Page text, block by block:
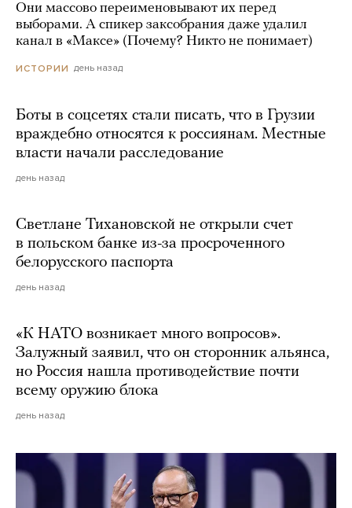
Они массово переименовывают их перед
выборами. А спикер заксобрания даже удалил
канал в «Максе» (Почему? Никто не понимает)
ИСТОРИИ день назад
Боты в соцсетях стали писать, что в Грузии
враждебно относятся к россиянам. Местные
власти начали расследование
день назад
Светлане Тихановской не открыли счет
в польском банке из-за просроченного
белорусского паспорта
день назад
«К НАТО возникает много вопросов».
Залужный заявил, что он сторонник альянса,
но Россия нашла противодействие почти
всему оружию блока
день назад